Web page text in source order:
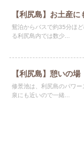
【利尻島】お土産
鴛泊からバスで約35分ほ
る利尻島内では数少...
【利尻島】憩いの
修景池は、利尻島のパワ
泉にも近いので一緒...